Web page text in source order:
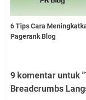
6 Tips Cara
Pagerank Blog
9 komentar untuk
Breadcrumbs